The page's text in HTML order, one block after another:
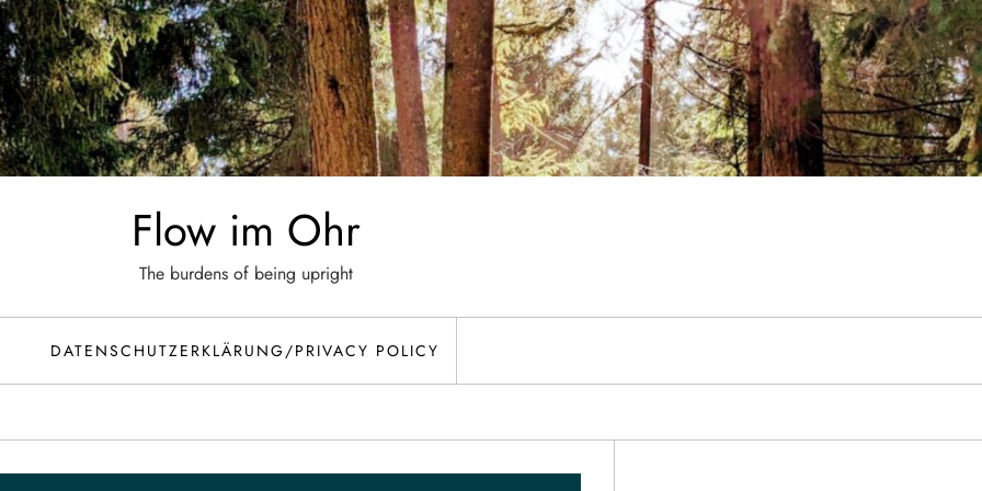
Flow im Ohr
The burdens of being upright
DATENSCHUTZERKLÄRUNG/PRIVACY POLICY